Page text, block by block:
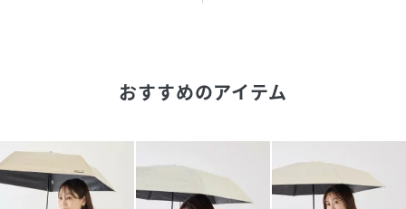
遮光率：100%
UPF：50+
UVカット率：100%
おすすめのアイテム